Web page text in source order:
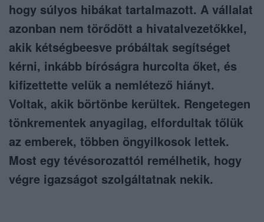
hogy súlyos hibákat tartalmazott. A vállalat
azonban nem törődött a hivatalvezetőkkel,
akik kétségbeesve próbáltak segítséget
kérni, inkább bíróságra hurcolta őket, és
kifizettette velük a nemlétező hiányt.
Voltak, akik börtönbe kerültek. Rengetegen
tönkrementek anyagilag, elfordultak tőlük
az emberek, többen öngyilkosok lettek.
Most egy tévésorozattól remélhetik, hogy
végre igazságot szolgáltatnak nekik.